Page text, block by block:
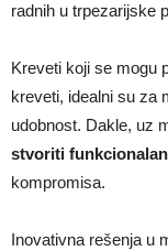
radnih u trpezarijske
Kreveti koji se mogu
kreveti, idealni su za
udobnost. Dakle, uz
stvoriti
kompromisa.
Inovativna rešenja u